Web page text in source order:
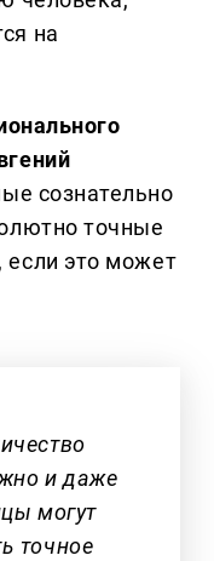
на
сознательно
точные
это может
и даже
могут
точное